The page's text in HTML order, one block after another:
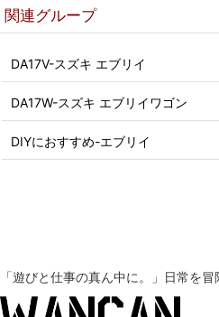
関連グループ
DA17V-スズキ エブリイ
DA17W-スズキ エブリイワゴン
DIYにおすすめ-エブリイ
「遊びと仕事の真ん中に。」 日常を